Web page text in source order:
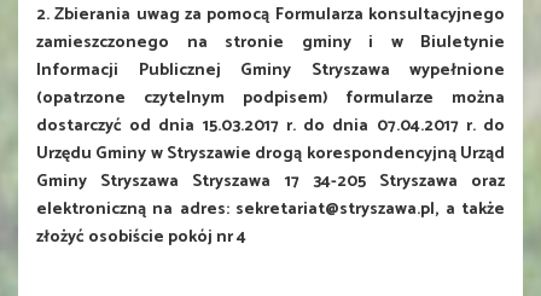
2. Zbierania uwag za pomocą Formularza konsultacyjnego
zamieszczonego na stronie gminy i w Biuletynie
Informacji Publicznej Gminy Stryszawa wypełnione
(opatrzone czytelnym podpisem) formularze można
dostarczyć od dnia 15.03.2017 r. do dnia 07.04.2017 r. do
Urzędu Gminy w Stryszawie drogą korespondencyjną Urząd
Gminy Stryszawa Stryszawa 17 34-205 Stryszawa oraz
elektroniczną na adres: sekretariat@stryszawa.pl, a także
złożyć osobiście pokój nr 4